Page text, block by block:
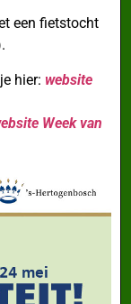
een fietstocht
hier: website
Week van